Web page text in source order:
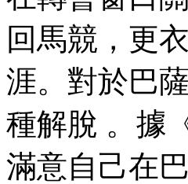
回馬競 
涯。對於
種解脫 。
滿意自己在巴